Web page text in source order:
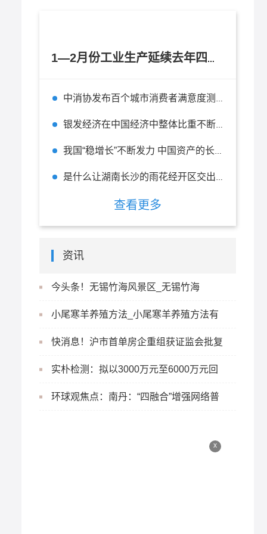
1—2月份工业生产延续去年四季度以来逐月回升态势
中消协发布百个城市消费者满意度测评报告 杭州位列全国百城第二
银发经济在中国经济中整体比重不断上升 在未来有无限的前景
我国“稳增长”不断发力 中国资产的长期投资价值不改
是什么让湖南长沙的雨花经开区交出一张“五好”园区的精彩答卷？
查看更多
资讯
今头条！无锡竹海风景区_无锡竹海
小尾寒羊养殖方法_小尾寒羊养殖方法有
哪些_世界新消息
快消息！沪市首单房企重组获证监会批复
实朴检测：拟以3000万元至6000万元回
购股份-天天快看
环球观焦点：南丹：“四融合”增强网络普
x